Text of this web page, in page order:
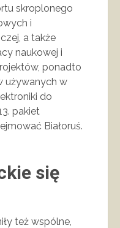
skroplonego
i
a także
naukowej i
ponadto
używanych w
do
pakiet
Białoruś.
się
też wspólne,